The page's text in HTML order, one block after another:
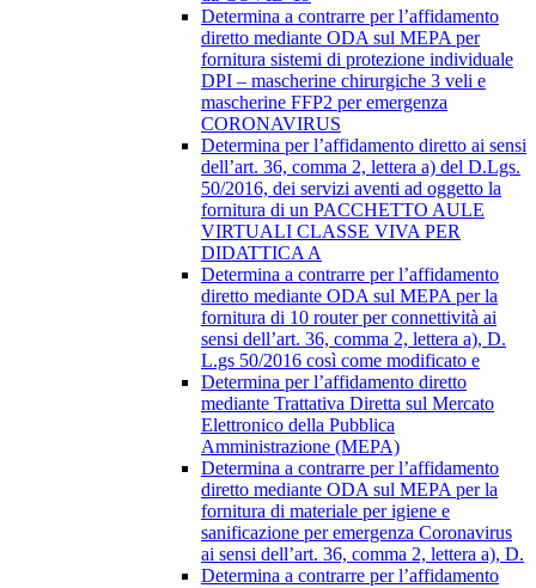
Determina a contrarre per l’affidamento
diretto mediante ODA sul MEPA per
fornitura sistemi di protezione individuale
DPI – mascherine chirurgiche 3 veli e
mascherine FFP2 per emergenza
CORONAVIRUS
Determina per l’affidamento diretto ai sensi
dell’art. 36, comma 2, lettera a) del D.Lgs.
50/2016, dei servizi aventi ad oggetto la
fornitura di un PACCHETTO AULE
VIRTUALI CLASSE VIVA PER
DIDATTICA A
Determina a contrarre per l’affidamento
diretto mediante ODA sul MEPA per la
fornitura di 10 router per connettività ai
sensi dell’art. 36, comma 2, lettera a), D.
L.gs 50/2016 così come modificato e
Determina per l’affidamento diretto
mediante Trattativa Diretta sul Mercato
Elettronico della Pubblica
Amministrazione (MEPA)
Determina a contrarre per l’affidamento
diretto mediante ODA sul MEPA per la
fornitura di materiale per igiene e
sanificazione per emergenza Coronavirus
ai sensi dell’art. 36, comma 2, lettera a), D.
Determina a contrarre per l’affidamento